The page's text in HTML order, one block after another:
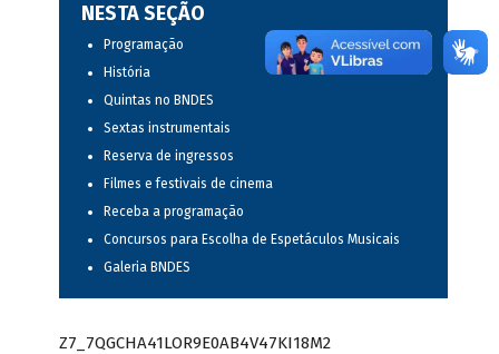
NESTA SEÇÃO
Programação
História
Quintas no BNDES
Sextas instrumentais
Reserva de ingressos
Filmes e festivais de cinema
Receba a programação
Concursos para Escolha de Espetáculos Musicais
Galeria BNDES
Z7_7QGCHA41LOR9E0AB4V47KI18M2